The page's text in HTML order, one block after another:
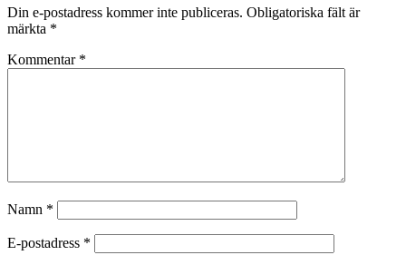
Din e-postadress kommer inte publiceras. Obligatoriska fält är
märkta *
Kommentar *
Namn *
E-postadress *